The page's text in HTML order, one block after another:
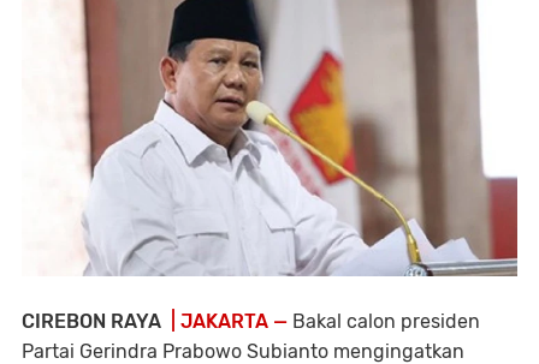
CIREBON RAYA | JAKARTA — Bakal calon presiden
Partai Gerindra Prabowo Subianto mengingatkan